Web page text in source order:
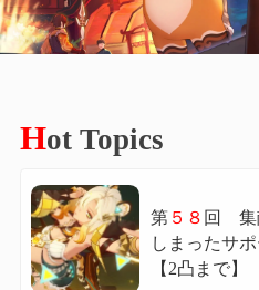
Hot Topics
第５８ 回 集
しまったサ
【2凸まで】